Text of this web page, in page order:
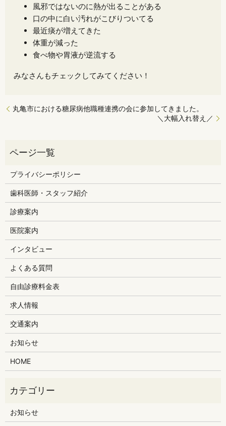
風邪ではないのに熱が出ることがある
口の中に白い汚れがこびりついてる
最近痰が増えてきた
体重が減った
食べ物や胃液が逆流する
みなさんもチェックしてみてください！
丸亀市における糖尿病他職種連携の会に参加してきました。
＼大幅入れ替え／
プライバシーポリシー
歯科医師・スタッフ紹介
診療案内
医院案内
インタビュー
よくある質問
自由診療料金表
求人情報
交通案内
お知らせ
HOME
お知らせ